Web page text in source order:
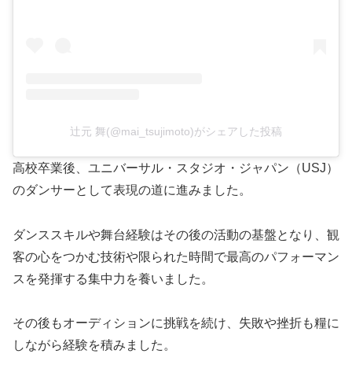
辻元 舞(@mai_tsujimoto)がシェアした投稿
高校卒業後、ユニバーサル・スタジオ・ジャパン（USJ）
のダンサーとして表現の道に進みました。
ダンススキルや舞台経験はその後の活動の基盤となり、観
客の心をつかむ技術や限られた時間で最高のパフォーマン
スを発揮する集中力を養いました。
その後もオーディションに挑戦を続け、失敗や挫折も糧に
しながら経験を積みました。